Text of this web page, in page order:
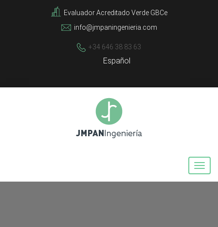
Evaluador Acreditado Verde GBCe
info@jmpaningenieria.com
+34 646 38 83 63
Español